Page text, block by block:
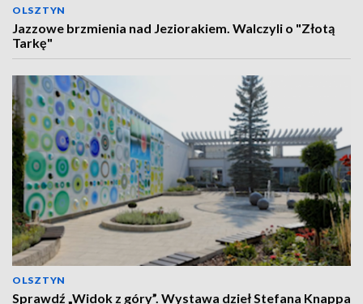
OLSZTYN
Jazzowe brzmienia nad Jeziorakiem. Walczyli o "Złotą
Tarkę"
OLSZTYN
Sprawdź „Widok z góry”. Wystawa dzieł Stefana Knappa